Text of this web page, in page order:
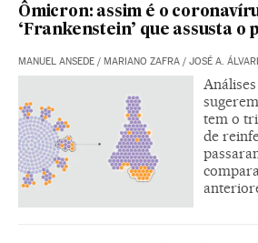
Ômicron: assim é o
‘Frankenstein’ que assusta o
MANUEL ANSEDE / MARIANO ZAFRA / JOSÉ A.
tem o
de